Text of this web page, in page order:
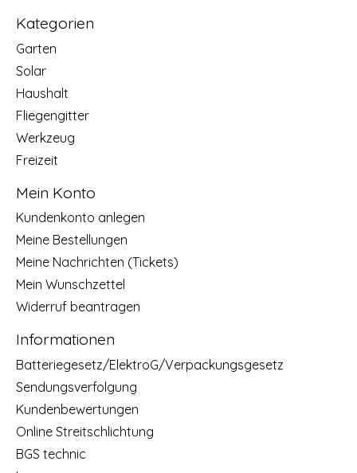
Kategorien
Garten
Solar
Haushalt
Fliegengitter
Werkzeug
Freizeit
Mein Konto
Kundenkonto anlegen
Meine Bestellungen
Meine Nachrichten (Tickets)
Mein Wunschzettel
Widerruf beantragen
Informationen
Batteriegesetz/ElektroG/Verpackungsgesetz
Sendungsverfolgung
Kundenbewertungen
Online Streitschlichtung
BGS technic